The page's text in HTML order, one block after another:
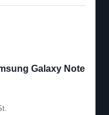
Galaxy Note